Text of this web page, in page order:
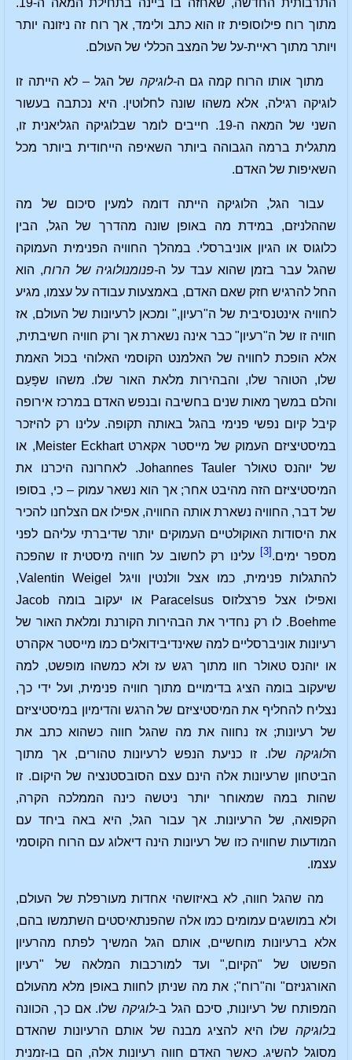
מתוך רוח פילוסופית זו הוא כתב ולימד, אך רוח זה ניזונה יותר
ויותר מתוך ראיית-על של המצב הכללי של העולם.
מתוך אותו הרוח קמה גם ה-לוגיקה של הגל – לא הייתה זו
לוגיקה רגילה, אלא משהו שונה לחלוטין. היא נכתבה בעשור
השני של המאה ה-19. חייבים לומר שבלוגיקה הגליאנית זו,
מתגלית ברמה הגבוהה ביותר השאיפה הייחודית ביותר מכל
השאיפות של האדם.
עבור הגל, הלוגיקה הייתה דומה למעין סיכום של מה
שההלניזם, במידת מה באופן שונה מהדרך של הגל, הבין
כלוגוס או הגיון אוניברסלי. במהלך החוויה הפנימית העמוקה
שהגל עבר בזמן שהוא עבד על ה-פנומנולוגיה של הרוח, הוא
החל להרגיש חזק שאם האדם, באמצעות עבודה על עצמו, מגיע
לחוויה אינטנסיבית של ה"רעיון," ומכאן לרעיונות של העולם, אז
חוויה זו של ה"רעיון" כבר אינה נשארת אך ורק חוויה חשיבתית,
אלא הופכת לחוויה של האלמנט הקוסמי האלוהי בכול האמת
שלו, הטוהר שלו, והבהירות מלאת האור שלו. משהו שפָּעַם
והלם במשך מאות שנים בחשיבה ובנפש האדם במרכז אירופה
קיבל קיום נפשי פנימי בהגל באותה תקופה. עלינו רק להיזכר
במיסטיציזם העמוק של מייסטר אקארט Meister Eckhart, או
של יוהנס טאולר Johannes Tauler. לאחרונה היכרנו את
המיסטיציזם הזה מהיבט אחר; אך הוא נשאר עמוק – כי, בסופו
של דבר, החוויה נשארת אותה החוויה, אפילו אם הצלחנו להכיר
את היסודות האוקולטיים העמוקים יותר שדיברתי עליהם לפני
מספר ימים. [3]
עלינו רק לחשוב על חוויה מיסטית זו שהפכה
להתגלות פנימית, כמו אצל וולנטין וויגל Valentin Weigel,
ואפילו אצל פרצלזוס Paracelsus או יעקוב בומה Jacob
Boehme. לו רק נחדיר את הבהירות הקורנת ומלאת האור של
רעיונות אוניברסליים למה שאינדיבידואלים כמו מייסטר אקהרט
או יוהנס טאולר חוו מתוך רגש עז ולא כמשהו מופשט, למה
שיעקוב בומה הציג בדימויים מתוך חוויה פנימית, ועל ידי כך,
נצליח להחליף את המיסטיציזם של הרגש והדימיון במיסטיציזם
של רעיונות; אז נחווה את מה שהגל חווה כשהוא כתב את
הלוגיקה שלו. זו כניעת הנפש לרעיונות טהורים, אך מתוך
הביטחון שרעיונות אלה הינם עצם הסובסטנציה של היקום. זו
שהות במה שמאוחר יותר ניטשה כינה הממלכה הקרה,
הקפואה, של הרעיונות. אך עבור הגל, היא באה ביחד עם
המודעות שחוויה כזו של רעיונות הינה דיאלוג עם הרוח הקוסמי
עצמו.
מה שהגל חווה, לא באיזושהי אחדות מעורפלת של העולם,
ולא במושגים עמומים כמו אלה שהפנתאיסטים השתמשו בהם,
אלא ברעיונות מוחשיים, אותם הגל המשיך לפתח מהרעיון
הפשוט של "הקיום," ועד למורכבות המלאה של "רעיון
האורגניזם" וה"רוח"; את מה שניתן לחוות באופן מלא מהעולם
המפותח של רעיונות, סיכם הגל ב-לוגיקהשלו. אם כך, הכוונה
בלוגיקה שלו היא להציג מבנה של אותם הרעיונות שהאדם
מסוגל להשיג. כאשר האדם חווה רעיונות אלה, הם בו-זמנית